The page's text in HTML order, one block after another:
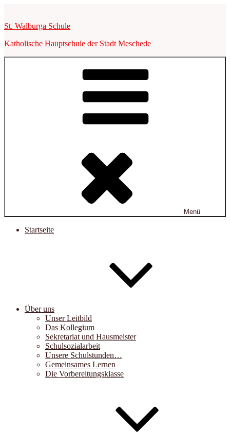
springen
St. Walburga Schule
Katholische Hauptschule der Stadt Meschede
Menü
Startseite
Über uns
Unser Leitbild
Das Kollegium
Sekretariat und Hausmeister
Schulsozialarbeit
Unsere Schulstunden…
Gemeinsames Lernen
Die Vorbereitungsklasse